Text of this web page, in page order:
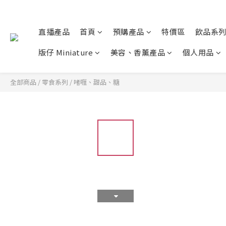
直播產品 首頁 預購產品 特價區
飲品系列
版仔 Miniature
美容、香薰產品 個人用品
全部商品 / 零食系列 / 啫喱、甜品、糖